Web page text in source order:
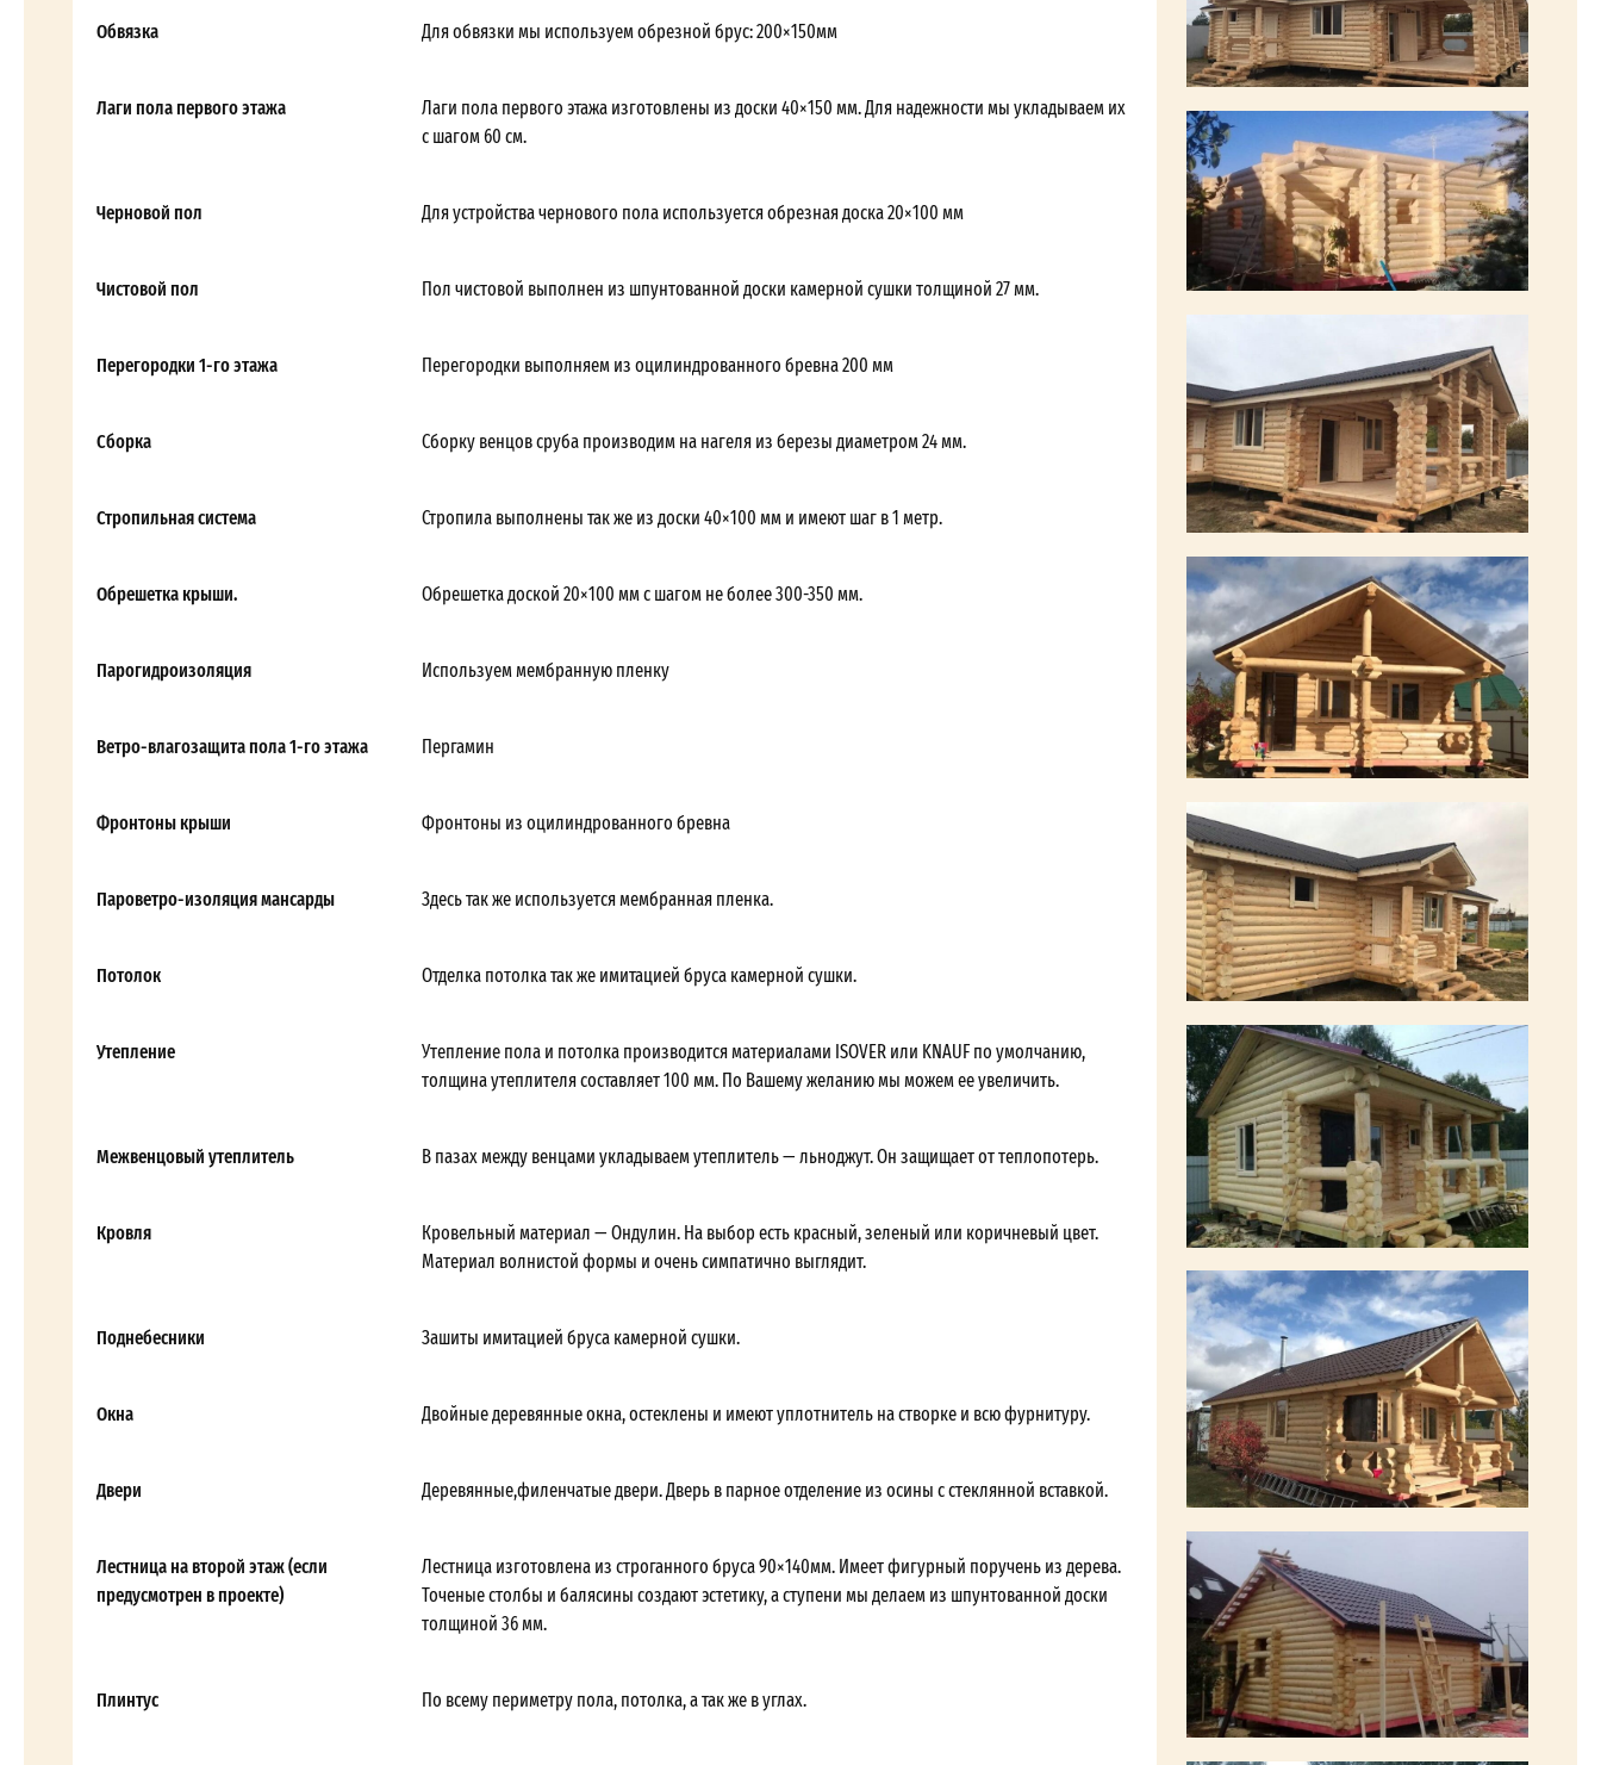
Обвязка Для обвязки мы используем обрезной брус: 200×150мм
Лаги пола первого этажа
Лаги пола первого этажа изготовлены из доски 40×150 мм. Для надежности мы укладываем их
с шагом 60 см.
Черновой пол Для устройства чернового пола используется обрезная доска 20×100 мм
Чистовой пол Пол чистовой выполнен из шпунтованной доски камерной сушки толщиной 27 мм.
Перегородки 1-го этажа Перегородки выполняем из оцилиндрованного бревна 200 мм
Сборка Сборку венцов сруба производим на нагеля из березы диаметром 24 мм.
Стропильная система Стропила выполнены так же из доски 40×100 мм и имеют шаг в 1 метр.
Обрешетка крыши. Обрешетка доской 20×100 мм с шагом не более 300-350 мм.
Парогидроизоляция Используем мембранную пленку
Ветро-влагозащита пола 1-го этажа Пергамин
Фронтоны крыши Фронтоны из оцилиндрованного бревна
Пароветро-изоляция мансарды Здесь так же используется мембранная пленка.
Потолок Отделка потолка так же имитацией бруса камерной сушки.
Утепление
Утепление пола и потолка производится материалами ISOVER или KNAUF по умолчанию,
толщина утеплителя составляет 100 мм. По Вашему желанию мы можем ее увеличить.
Межвенцовый утеплитель В пазах между венцами укладываем утеплитель — льноджут. Он защищает от теплопотерь.
Кровля
Кровельный материал — Ондулин. На выбор есть красный, зеленый или коричневый цвет.
Материал волнистой формы и очень симпатично выглядит.
Поднебесники Зашиты имитацией бруса камерной сушки.
Окна Двойные деревянные окна, остеклены и имеют уплотнитель на створке и всю фурнитуру.
Двери Деревянные,филенчатые двери. Дверь в парное отделение из осины с стеклянной вставкой.
Лестница на второй этаж (если
предусмотрен в проекте)
Лестница изготовлена из строганного бруса 90×140мм. Имеет фигурный поручень из дерева.
Точеные столбы и балясины создают эстетику, а ступени мы делаем из шпунтованной доски
толщиной 36 мм.
Плинтус По всему периметру пола, потолка, а так же в углах.